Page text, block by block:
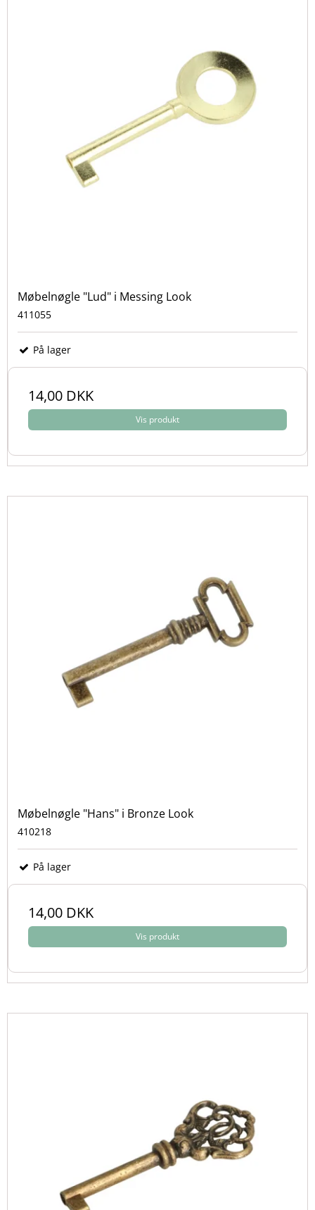
Møbelnøgle "Lud" i Messing Look
411055
På lager
14,00 DKK
Vis produkt
Møbelnøgle "Hans" i Bronze Look
410218
På lager
14,00 DKK
Vis produkt